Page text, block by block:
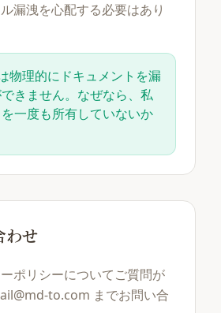
漏洩を心配する必要はあり
物理的にドキュメントを漏
きません。なぜなら、私
一度も所有していないか
わせ
ポリシーについてご質問が
to.com までお問い合